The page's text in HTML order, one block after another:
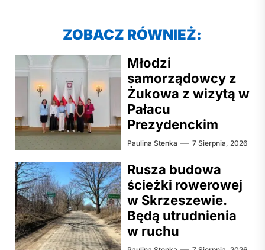
ZOBACZ RÓWNIEŻ:
Młodzi
samorządowcy z
Żukowa z wizytą w
Pałacu
Prezydenckim
Paulina Stenka 7 Sierpnia, 2026
Rusza budowa
ścieżki rowerowej
w Skrzeszewie.
Będą utrudnienia
w ruchu